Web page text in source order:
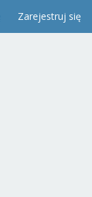
Zarejestruj się